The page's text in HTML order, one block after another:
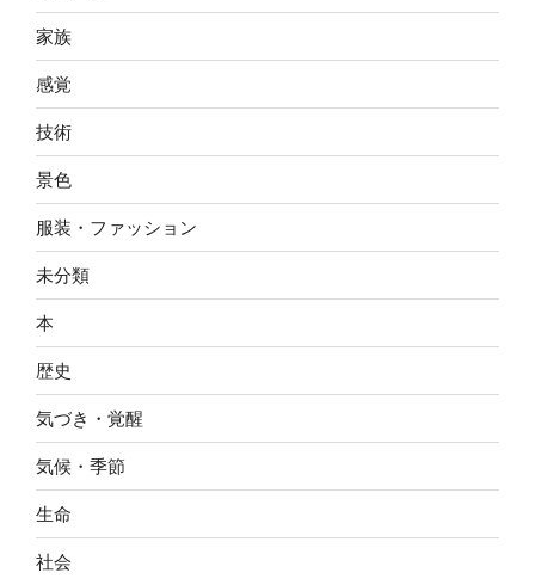
家族
感覚
技術
景色
服装・ファッション
未分類
本
歴史
気づき・覚醒
気候・季節
生命
社会